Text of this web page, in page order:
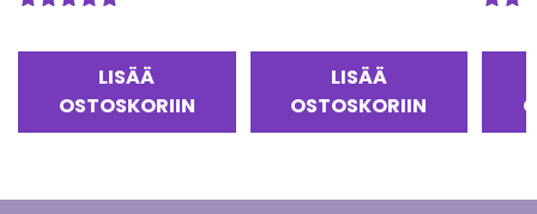
LISÄÄ
OSTOSKORIIN
LISÄÄ
OSTOSKORIIN